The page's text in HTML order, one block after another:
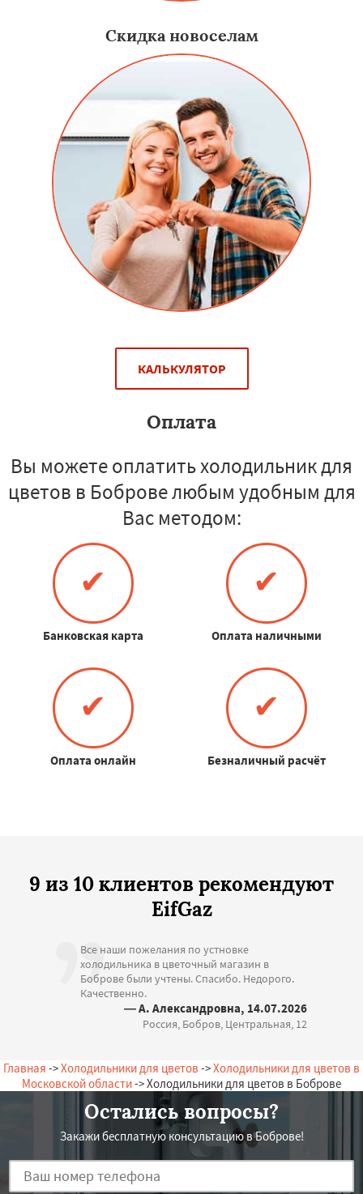
Скидка новоселам
КАЛЬКУЛЯТОР
Оплата
Вы можете оплатить холодильник для
цветов в Боброве любым удобным для
Вас методом:
✔
Банковская карта
✔
Оплата наличными
✔
Оплата онлайн
✔
Безналичный расчёт
9 из 10 клиентов рекомендуют
EifGaz
Все наши пожелания по устновке
холодильника в цветочный магазин в
Боброве были учтены. Спасибо. Недорого.
Качественно.
— А. Александровна, 14.07.2026
Россия, Бобров, Центральная, 12
Главная ->Холодильники для цветов ->Холодильники для цветов в
Московской области-> Холодильники для цветов в Боброве
Остались вопросы?
Закажи бесплатную консультацию в Боброве!